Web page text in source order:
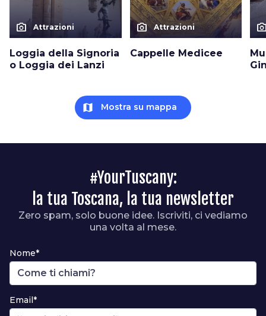
photo_camera Attrazioni
Loggia della Signoria
o Loggia dei Lanzi
photo_camera Attrazioni
Cappelle Medicee
map Mostra su mappa
#YourTuscany:
la tua Toscana, la tua newsletter
Zero spam, solo buone idee. Iscriviti, ci vediamo
una volta al mese.
Nome*
Email*